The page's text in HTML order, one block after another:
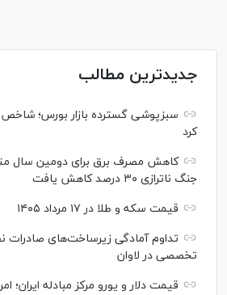
جدیدترین مطالب
کرد
کاهش مصرف برق برای دومین سال
جنگ ناترازی ۳۰ درصد کاهش یافت
قیمت سکه و طلا در ۱۷ مرداد ۱۴۰۵
تداوم آمادگی زیرساخت‌های صادرات
تخصصی در لاوان
قیمت دلار و یورو مرکز مبادله ایران؛ امروز شنبه